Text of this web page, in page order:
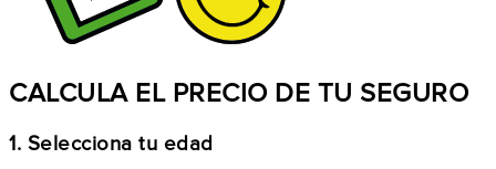
CALCULA EL PRECIO DE TU SEGURO
1. Selecciona tu edad